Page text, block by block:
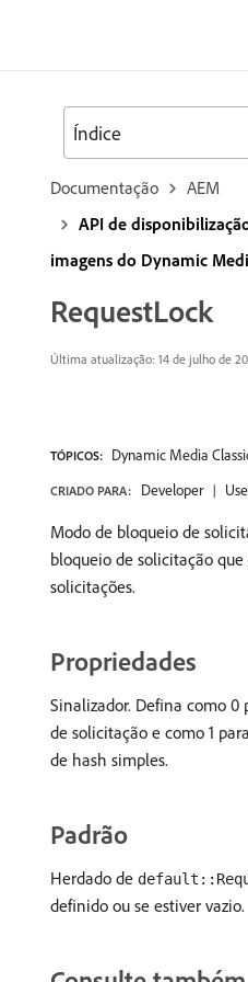
Documentação
AEM
API de
imagens do Dynamic
RequestLock
Última atualização: 14 de julho de
TÓPICOS: Dynamic Media
CRIADO PARA: Developer
Modo de bloqueio de
bloqueio de solicitação
solicitações.
Propriedades
Sinalizador. Defina como 0
de solicitação e como 1
de hash simples.
Padrão
Herdado de
definido ou se estiver vazio.
Índice